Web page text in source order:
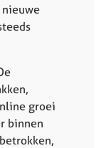
nieuwe
groei
binnen